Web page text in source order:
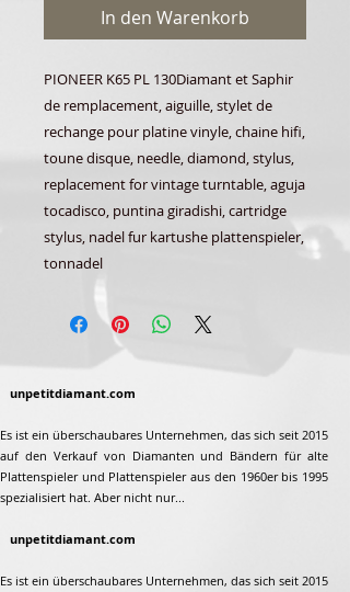
In den Warenkorb
PIONEER K65 PL 130Diamant et Saphir
de remplacement, aiguille, stylet de
rechange pour platine vinyle, chaine hifi,
toune disque, needle, diamond, stylus,
replacement for vintage turntable, aguja
tocadisco, puntina giradishi, cartridge
stylus, nadel fur kartushe plattenspieler,
tonnadel
unpetitdiamant.com
Es ist ein überschaubares Unternehmen, das sich seit 2015
auf den Verkauf von Diamanten und Bändern für alte
Plattenspieler und Plattenspieler aus den 1960er bis 1995
spezialisiert hat. Aber nicht nur...
unpetitdiamant.com
Es ist ein überschaubares Unternehmen, das sich seit 2015